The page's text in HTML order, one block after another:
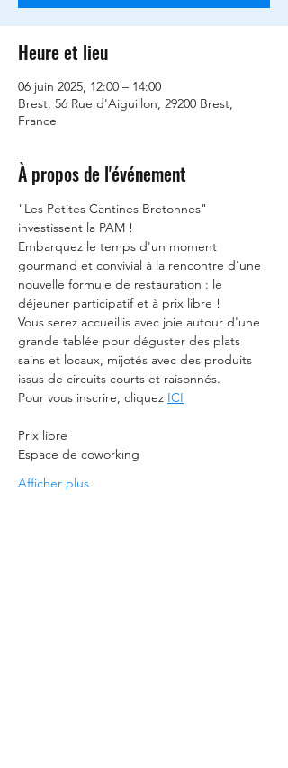
Heure et lieu
06 juin 2025, 12:00 – 14:00
Brest, 56 Rue d'Aiguillon, 29200 Brest,
France
À propos de l'événement
"Les Petites Cantines Bretonnes"
investissent la PAM !
Embarquez le temps d'un moment
gourmand et convivial à la rencontre d'une
nouvelle formule de restauration : le
déjeuner participatif et à prix libre !
Vous serez accueillis avec joie autour d'une
grande tablée pour déguster des plats
sains et locaux, mijotés avec des produits
issus de circuits courts et raisonnés.
Pour vous inscrire, cliquez ICI
Prix libre
Espace de coworking
Afficher plus